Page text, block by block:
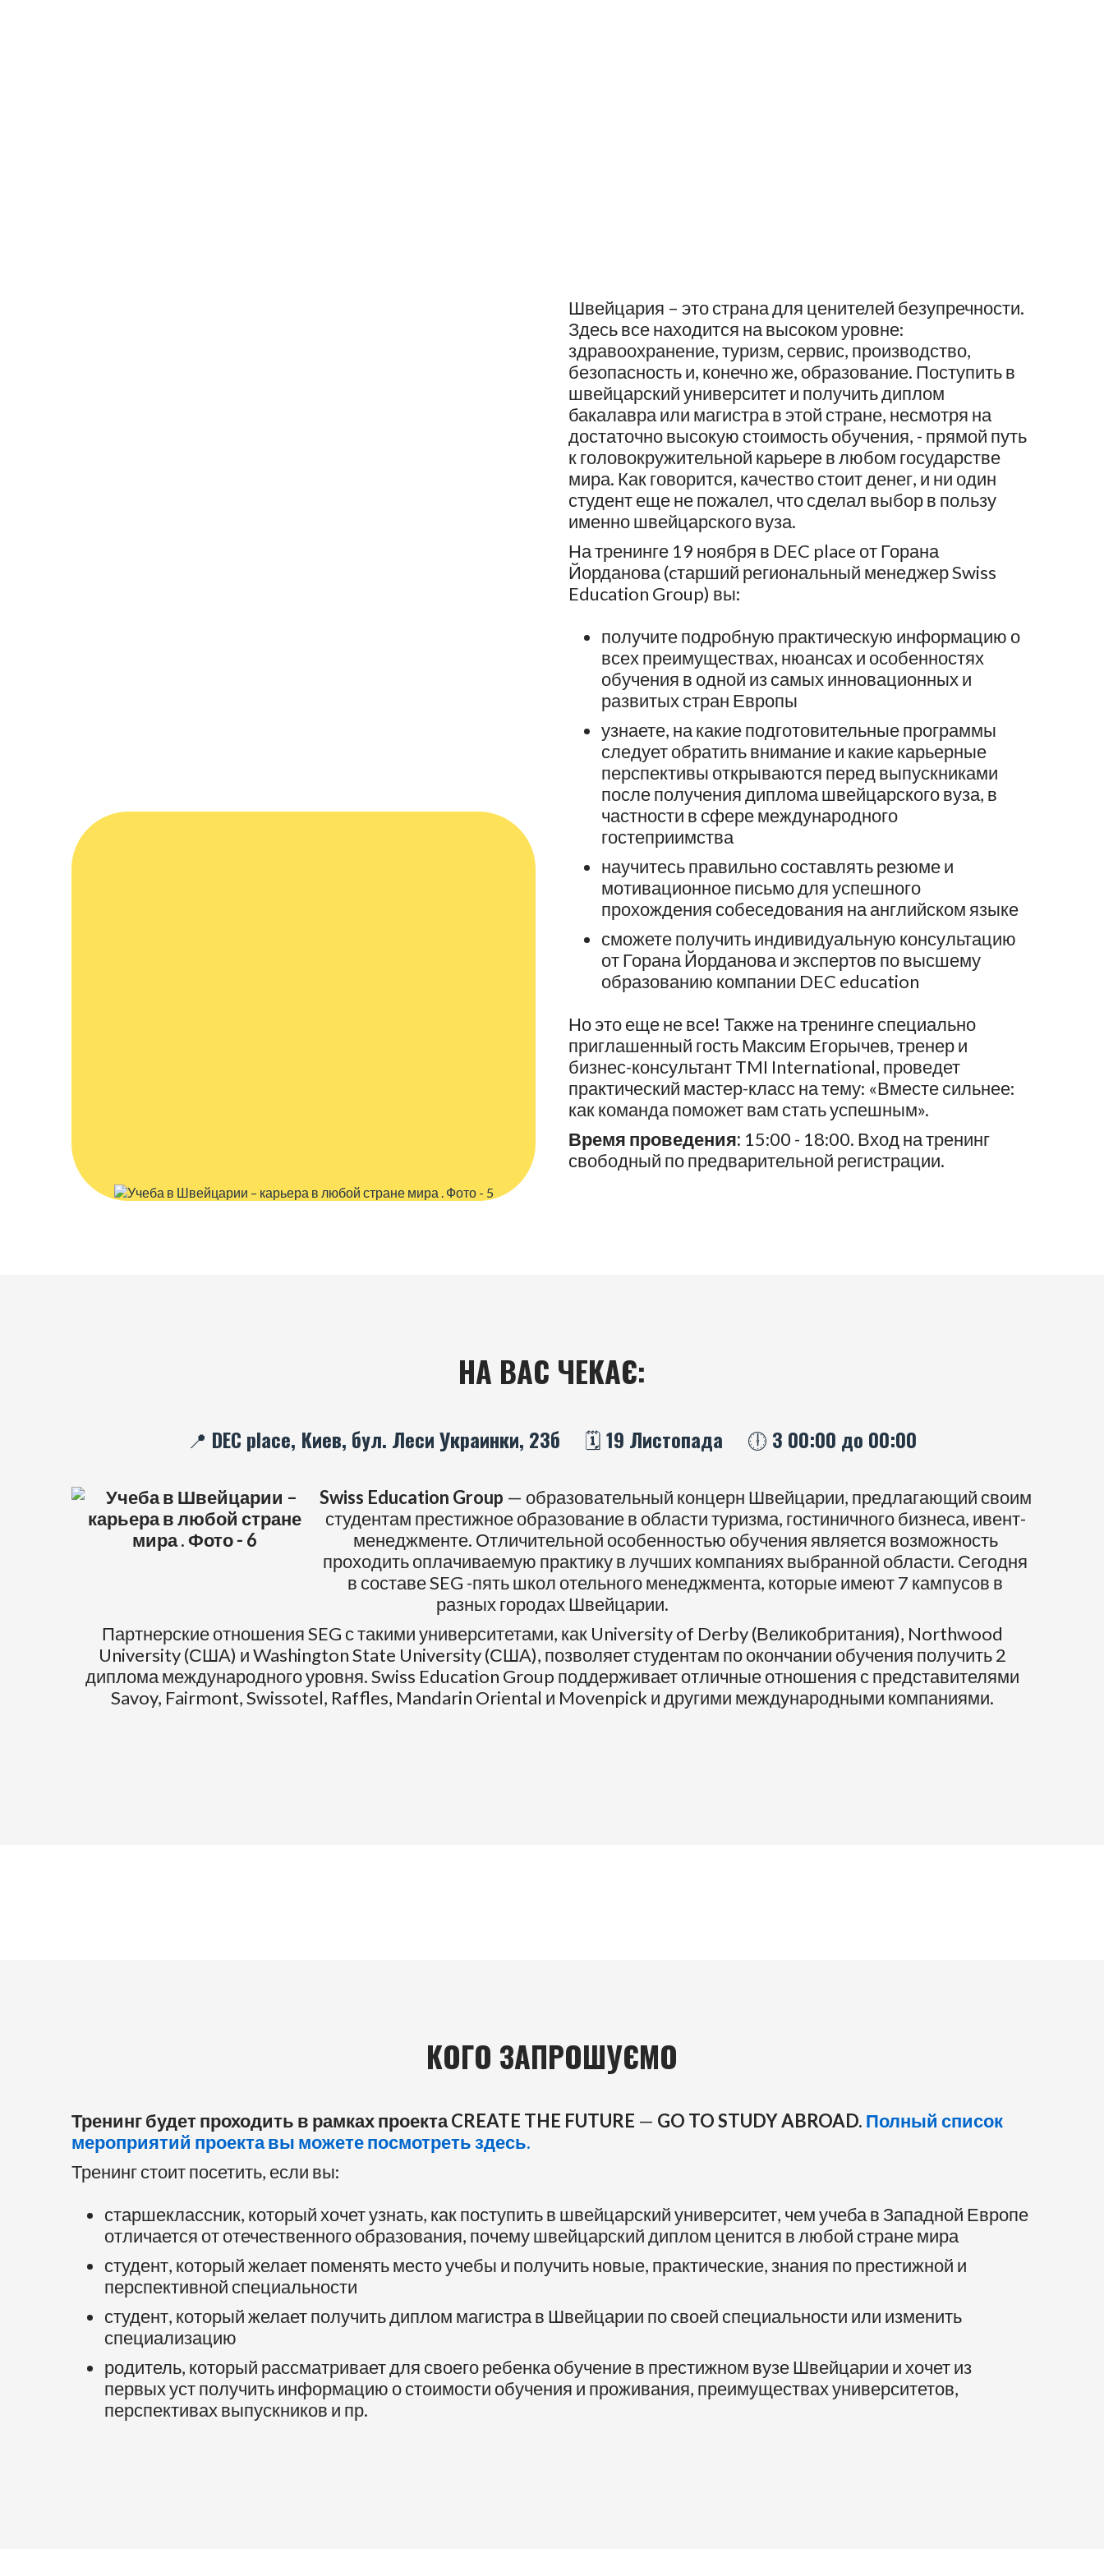
Швейцария – это страна для ценителей безупречности.
Здесь все находится на высоком уровне:
здравоохранение, туризм, сервис, производство,
безопасность и, конечно же, образование. Поступить в
швейцарский университет и получить диплом
бакалавра или магистра в этой стране, несмотря на
достаточно высокую стоимость обучения, - прямой путь
к головокружительной карьере в любом государстве
мира. Как говорится, качество стоит денег, и ни один
студент еще не пожалел, что сделал выбор в пользу
именно швейцарского вуза.
На тренинге 19 ноября в DEC place от Горана
Йорданова (cтарший региональный менеджер Swiss
Education Group) вы:
получите подробную практическую информацию о
всех преимуществах, нюансах и особенностях
обучения в одной из самых инновационных и
развитых стран Европы
узнаете, на какие подготовительные программы
следует обратить внимание и какие карьерные
перспективы открываются перед выпускниками
после получения диплома швейцарского вуза, в
частности в сфере международного
гостеприимства
научитесь правильно составлять резюме и
мотивационное письмо для успешного
прохождения собеседования на английском языке
сможете получить индивидуальную консультацию
от Горана Йорданова и экспертов по высшему
образованию компании DEC education
Но это еще не все! Также на тренинге специально
приглашенный гость Максим Егорычев, тренер и
бизнес-консультант TMI International, проведет
практический мастер-класс на тему: «Вместе сильнее:
как команда поможет вам стать успешным».
Время проведения: 15:00 - 18:00. Вход на тренинг
свободный по предварительной регистрации.
НА ВАС ЧЕКАЄ:
📍 DEC place, Киев, бул. Леси Украинки, 23б 🗓️ 19 Листопада 🕕 З 00:00 до 00:00
Swiss Education Group — образовательный концерн Швейцарии, предлагающий своим
студентам престижное образование в области туризма, гостиничного бизнеса, ивент-
менеджменте. Отличительной особенностью обучения является возможность
проходить оплачиваемую практику в лучших компаниях выбранной области. Сегодня
в составе SEG -пять школ отельного менеджмента, которые имеют 7 кампусов в
разных городах Швейцарии.
Партнерские отношения SEG с такими университетами, как University of Derby (Великобритания), Northwood
University (США) и Washington State University (США), позволяет студентам по окончании обучения получить 2
диплома международного уровня. Swiss Education Group поддерживает отличные отношения с представителями
Savoy, Fairmont, Swissotel, Raffles, Mandarin Oriental и Movenpick и другими международными компаниями.
КОГО ЗАПРОШУЄМО
Тренинг будет проходить в рамках проекта CREATE THE FUTURE — GO TO STUDY ABROAD. Полный список
мероприятий проекта вы можете посмотреть здесь.
Тренинг стоит посетить, если вы:
старшеклассник, который хочет узнать, как поступить в швейцарский университет, чем учеба в Западной Европе
отличается от отечественного образования, почему швейцарский диплом ценится в любой стране мира
студент, который желает поменять место учебы и получить новые, практические, знания по престижной и
перспективной специальности
студент, который желает получить диплом магистра в Швейцарии по своей специальности или изменить
специализацию
родитель, который рассматривает для своего ребенка обучение в престижном вузе Швейцарии и хочет из
первых уст получить информацию о стоимости обучения и проживания, преимуществах университетов,
перспективах выпускников и пр.